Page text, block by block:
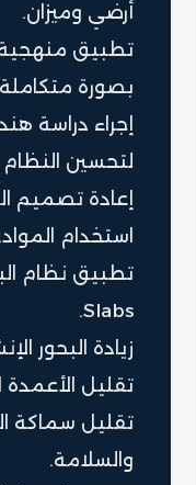
أرضي وميزان.
بصورة
لتحسين النظام
إعادة تصميم
استخدام المواد.
Slabs.
زيادة البحور
تقليل الأعمدة
تقليل سماكة
والسلامة.